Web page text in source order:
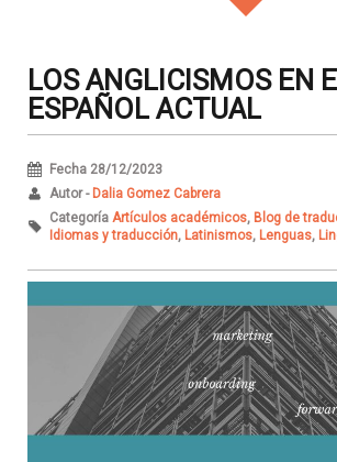
LOS ANGLICISMOS EN
ESPAÑOL ACTUAL
Fecha 28/12/2023
Autor - Dalia Gomez Cabrera
Categoría Artículos académicos, Blog de
Idiomas y traducción, Latinismos, Lenguas,